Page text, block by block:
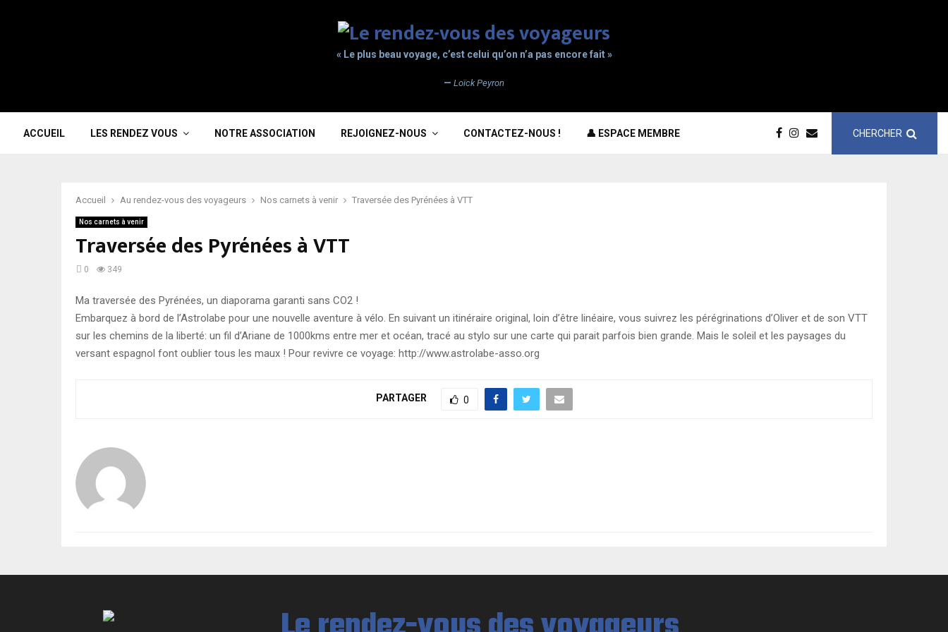
« Le plus beau voyage, c’est celui qu’on n’a pas encore fait »
— Loïck Peyron
ACCUEIL LES RENDEZ VOUS NOTRE ASSOCIATION REJOIGNEZ-NOUS CONTACTEZ-NOUS ! 👤 ESPACE MEMBRE CHERCHER
Accueil Au rendez-vous des voyageurs Nos carnets à venir Traversée des Pyrénées à VTT
Nos carnets à venir
Traversée des Pyrénées à VTT
0 349
Ma traversée des Pyrénées, un diaporama garanti sans CO2 !
Embarquez à bord de l’Astrolabe pour une nouvelle aventure à vélo. En suivant un itinéraire original, loin d’être linéaire, vous suivrez les pérégrinations d’Oliver et de son VTT
sur les chemins de la liberté: un fil d’Ariane de 1000kms entre mer et océan, tracé au stylo sur une carte qui parait parfois bien grande. Mais le soleil et les paysages du
versant espagnol font oublier tous les maux ! Pour revivre ce voyage: http://www.astrolabe-asso.org
PARTAGER 0